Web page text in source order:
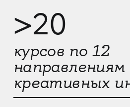
>20
курсов по 12
направлениям
креативных